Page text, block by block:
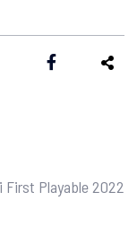
First Playable 2022